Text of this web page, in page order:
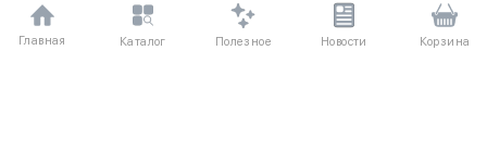
Главная Каталог Полезное Новости Корзина